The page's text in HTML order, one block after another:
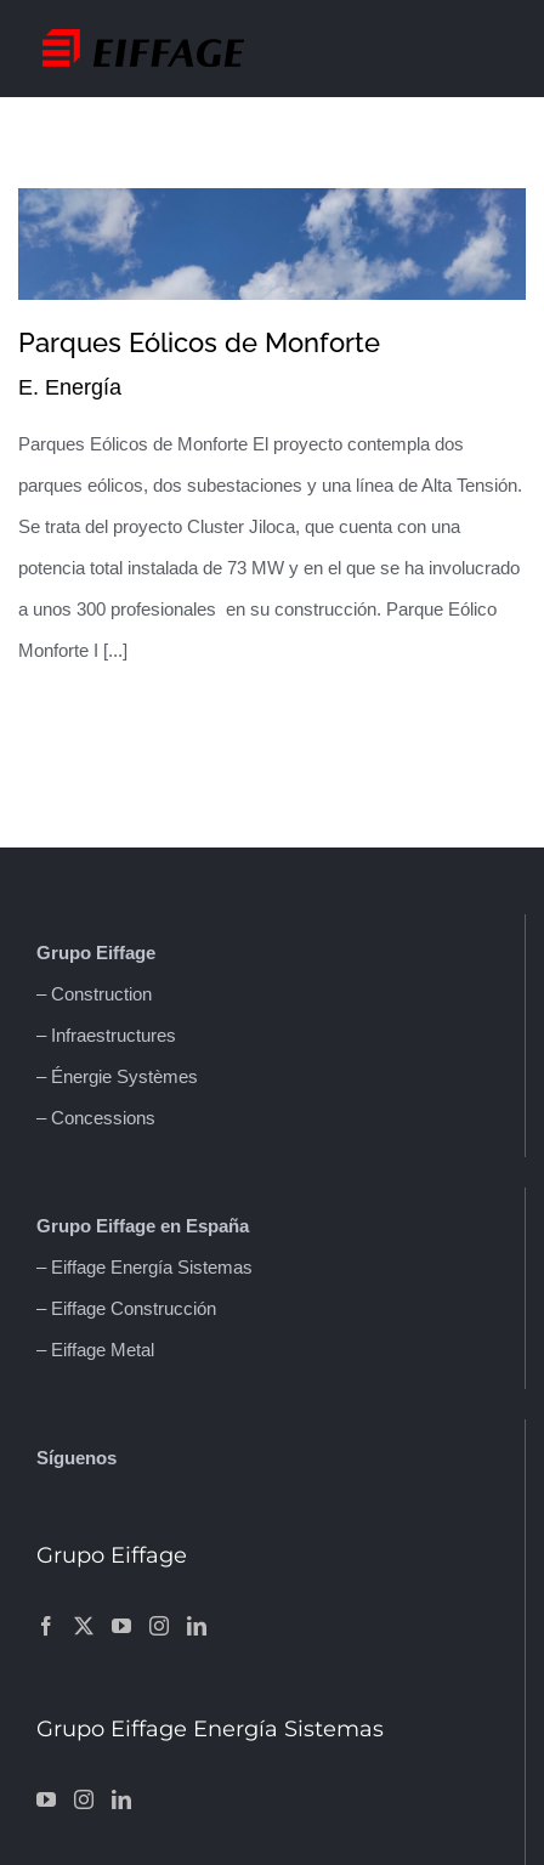
contenido
Parques Eólicos de Monforte
Parques Eólicos de Monforte
E. Energía
Parques Eólicos de Monforte El proyecto contempla dos
parques eólicos, dos subestaciones y una línea de Alta Tensión.
Se trata del proyecto Cluster Jiloca, que cuenta con una
potencia total instalada de 73 MW y en el que se ha involucrado
a unos 300 profesionales en su construcción. Parque Eólico
Monforte I [...]
Grupo Eiffage
– Construction
– Infraestructures
– Énergie Systèmes
– Concessions
Grupo Eiffage en España
– Eiffage Energía Sistemas
– Eiffage Construcción
– Eiffage Metal
Síguenos
Grupo Eiffage
Grupo Eiffage Energía Sistemas